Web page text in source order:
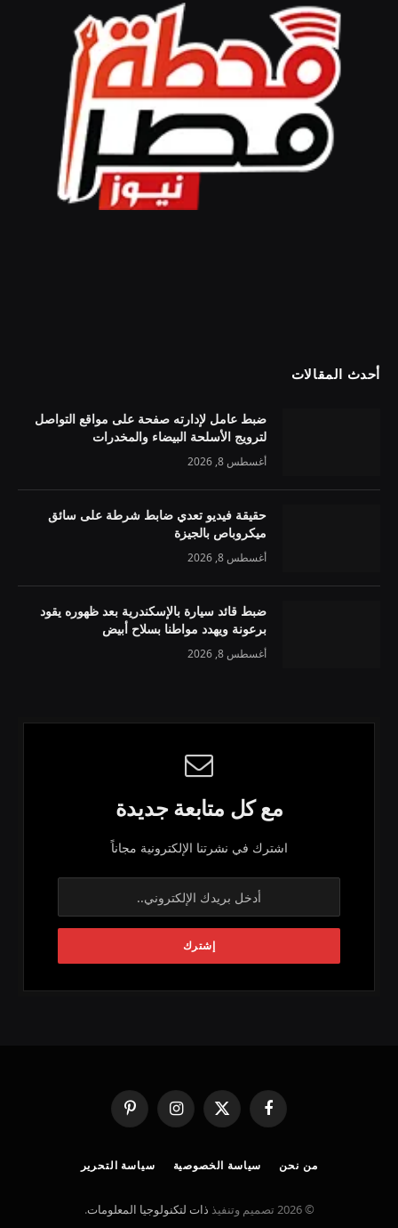
أحدث المقالات
ضبط عامل لإدارته صفحة على مواقع التواصل
لترويج الأسلحة البيضاء والمخدرات
أغسطس 8, 2026
حقيقة فيديو تعدي ضابط شرطة على سائق
ميكروباص بالجيزة
أغسطس 8, 2026
ضبط قائد سيارة بالإسكندرية بعد ظهوره يقود
برعونة ويهدد مواطنا بسلاح أبيض
أغسطس 8, 2026
مع كل متابعة جديدة
اشترك في نشرتنا الإلكترونية مجاناً
فيسبوك
X
(Twitter)
الانستغرامبينتيريست
من نحن سياسة الخصوصية سياسة التحرير
© 2026 تصميم وتنفيذ ذات لتكنولوجيا المعلومات.